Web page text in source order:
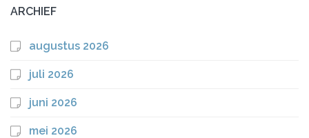
ARCHIEF
augustus 2026
juli 2026
juni 2026
mei 2026